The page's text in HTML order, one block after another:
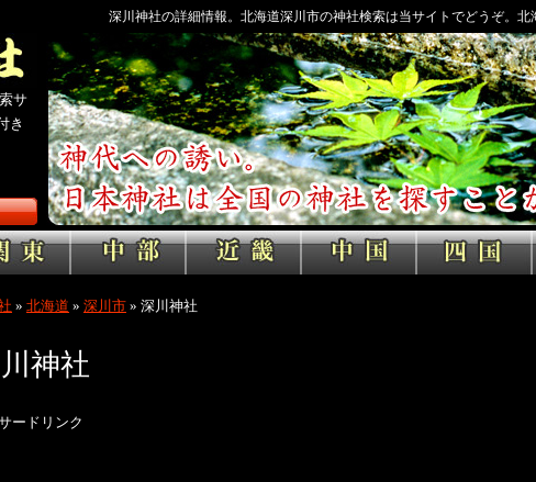
深川神社の詳細情報。北海道深川市の神社検索は当サイトでどうぞ。北
サ
き
» 北海道 » 深川市 » 深川神社
神社
ードリンク